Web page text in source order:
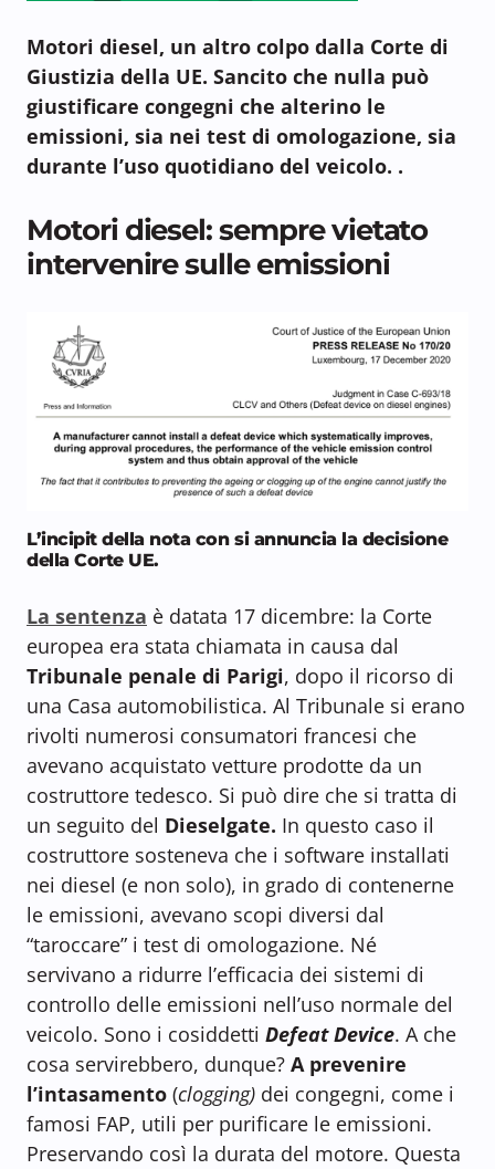
Motori diesel, un altro colpo dalla Corte di
Giustizia della UE. Sancito che nulla può
giustificare congegni che alterino le
emissioni, sia nei test di omologazione, sia
durante l’uso quotidiano del veicolo. .
Motori diesel: sempre vietato
intervenire sulle emissioni
L’incipit della nota con si annuncia la decisione
della Corte UE.
La sentenza è datata 17 dicembre: la Corte
europea era stata chiamata in causa dal
Tribunale penale di Parigi, dopo il ricorso di
una Casa automobilistica. Al Tribunale si erano
rivolti numerosi consumatori francesi che
avevano acquistato vetture prodotte da un
costruttore tedesco. Si può dire che si tratta di
un seguito del Dieselgate. In questo caso il
costruttore sosteneva che i software installati
nei diesel (e non solo), in grado di contenerne
le emissioni, avevano scopi diversi dal
“taroccare” i test di omologazione. Né
servivano a ridurre l’efficacia dei sistemi di
controllo delle emissioni nell’uso normale del
veicolo. Sono i cosiddetti Defeat Device. A che
cosa servirebbero, dunque? A prevenire
l’intasamento (clogging) dei congegni, come i
famosi FAP, utili per purificare le emissioni.
Preservando così la durata del motore. Questa